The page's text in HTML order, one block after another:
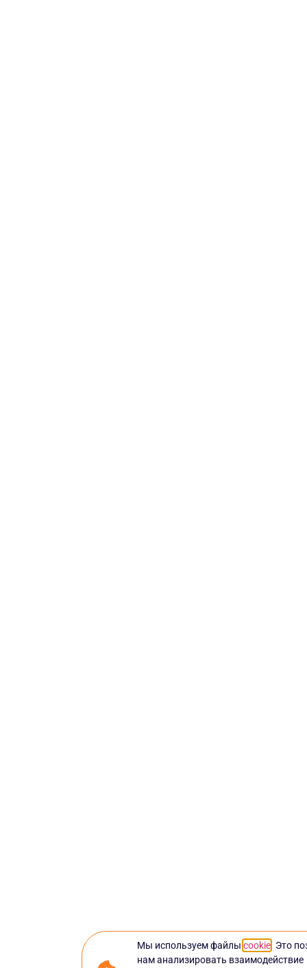
Мы используем файлы cookie. Это
нам анализировать взаимодействие